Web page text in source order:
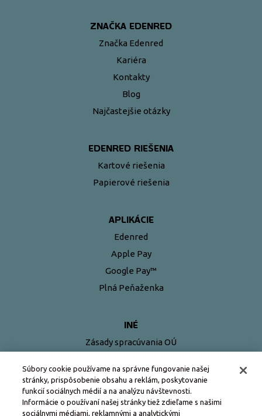
ZNAČKA EDENRED
Značka Edenred
Kariéra
Kontakty
Blog
Najčastejšie otázky
EDENRED RIEŠENIA
Kartové riešenia
Papierové riešenia
APLIKÁCIE
Edenred
Apple Pay
Google Pay™
Plná Peňaženka
INÉ
Zásady spracúvania OÚ
Súbory cookie používame na správne fungovanie našej
stránky, prispôsobenie obsahu a reklám, poskytovanie
funkcií sociálnych médií a na analýzu návštevnosti.
Informácie o používaní našej stránky tiež zdieľame s našimi
sociálnymi médiami, reklamnými a analytickými